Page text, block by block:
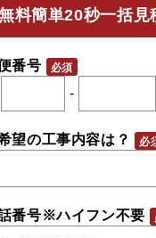
料簡単20秒一括見
番号
-
望の工事内容は？
番号※ハイフン不要